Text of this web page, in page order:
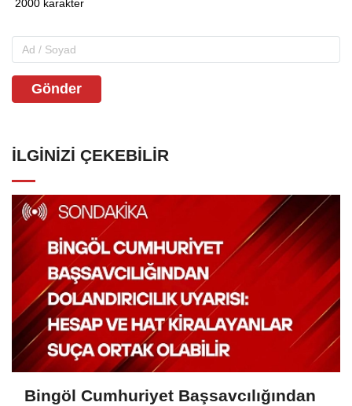
Gönder
İLGINIZI ÇEKEBILIR
Bingöl Cumhuriyet Başsavcılığından